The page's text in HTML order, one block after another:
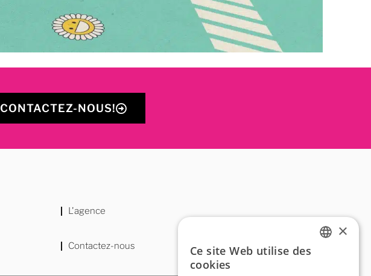
CONTACTEZ-NOUS!
L'agence
Contactez-nous
×
Ce site Web utilise des
cookies